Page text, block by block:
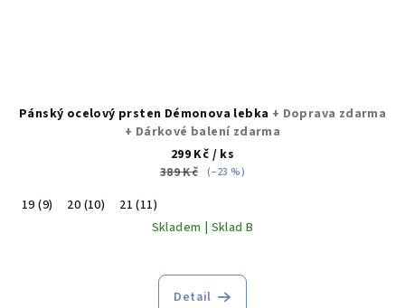
Pánský ocelový prsten Démonova lebka + Doprava zdarma
+ Dárkové balení zdarma
299 Kč / ks
389 Kč (–23 %)
19 (9) 20 (10)
21 (11)
Skladem | Sklad B
Detail